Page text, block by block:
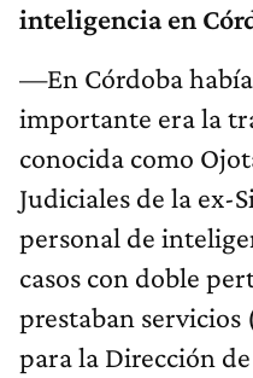
inteligencia en
—En Córdoba había
importante era la
conocida como
Judiciales de la ex-
personal de
casos con doble
prestaban
para la Dirección